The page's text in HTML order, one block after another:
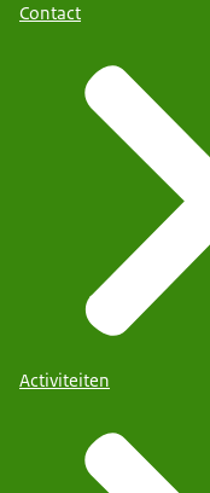
Contact
Activiteiten